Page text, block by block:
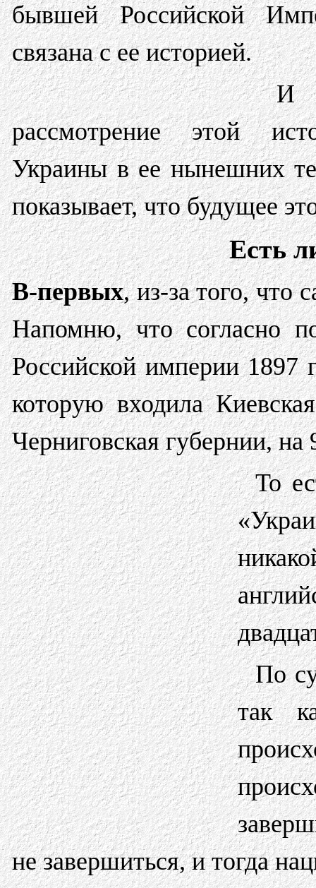
бывшей Российской
связана с ее историей.
рассмотрение этой
Украины в ее нынешних
показывает, что будущее
Есть
В-первых, из-за того, что
Напомню, что согласно
Российской империи 1897
которую входила
Черниговская губернии, на
То
По
так
не завершиться, и тогда